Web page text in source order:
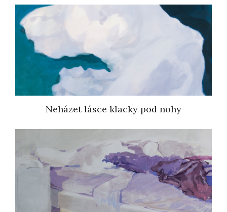
Neházet lásce klacky pod nohy